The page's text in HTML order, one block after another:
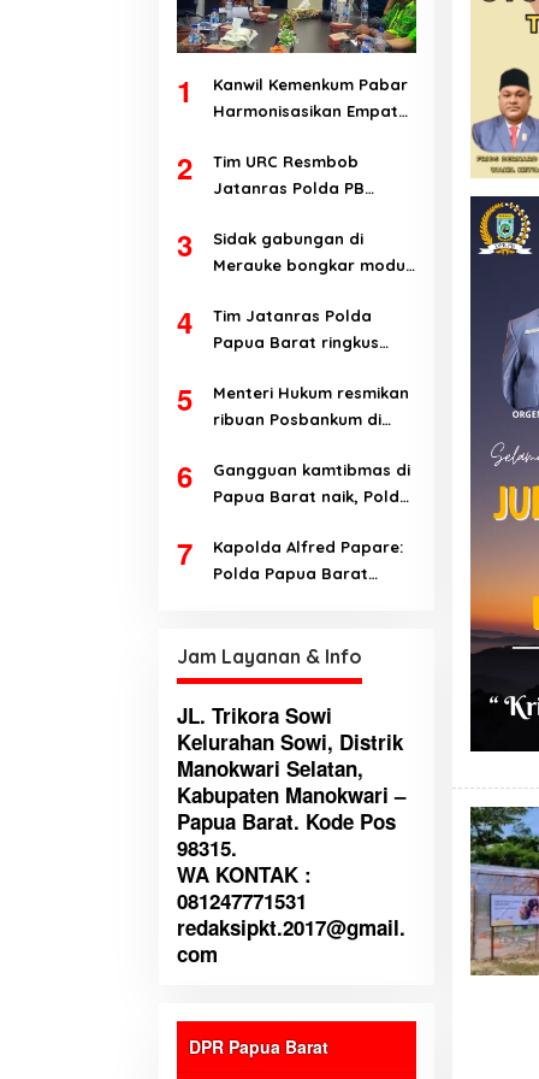
1
Kanwil Kemenkum Pabar
Harmonisasikan Empat
Teluk Wondama
2
Tim URC Resmbob
Jatanras Polda PB
curanmor di Manokwari
3
Sidak gabungan di
Merauke bongkar modus
subsidi
4
Tim Jatanras Polda
Papua Barat ringkus
5
Menteri Hukum resmikan
ribuan Posbankum di
Barat Daya
6
Gangguan kamtibmas di
Papua Barat naik, Polda
7
Kapolda Alfred Papare:
Polda Papua Barat
Jam Layanan & Info
JL. Trikora Sowi
Kelurahan Sowi, Distrik
Manokwari Selatan,
Kabupaten Manokwari –
Papua Barat. Kode Pos
98315.
WA KONTAK :
081247771531
redaksipkt.2017@gmail.
com
DPR Papua Barat